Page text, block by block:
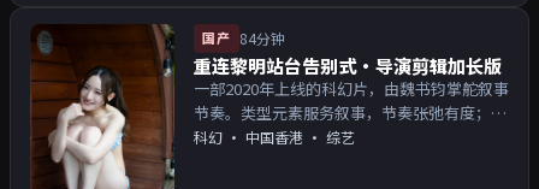
国产 84分钟
重连黎明站台告别式·导演剪辑加长版
一部2020年上线的科幻片，由魏书钧掌舵叙事
节奏。类型元素服务叙事，节奏张弛有度；对
白密度高，留意潜台词。主演以演技派为主，
科幻 · 中国香港 · 综艺